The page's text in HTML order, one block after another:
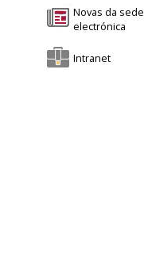
Novas da sede
electrónica
Intranet